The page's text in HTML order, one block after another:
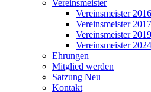
Vereinsmeister
Vereinsmeister 2016
Vereinsmeister 2017
Vereinsmeister 2019
Vereinsmeister 2024
Ehrungen
Mitglied werden
Satzung Neu
Kontakt